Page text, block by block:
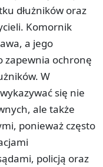
dłużników oraz
Komornik
a jego
zapewnia ochronę
W
się nie
ale także
ponieważ często
policją oraz